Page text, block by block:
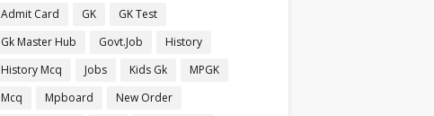
Admit Card GK
GK Test
Gk Master Hub
Govt.Job
History
History Mcq
Jobs Kids Gk
MPGK
Mcq
Mpboard
New Order